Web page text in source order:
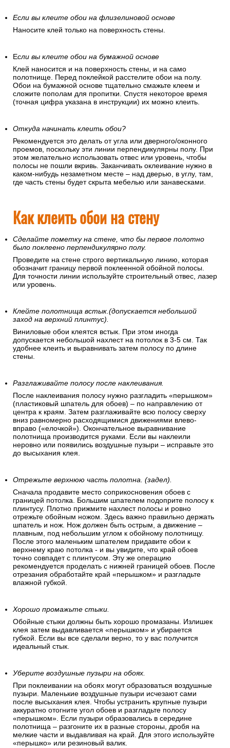
Если вы клеите обои на флизелиновой основе
Наносите клей только на поверхность стены.
Если вы клеите обои на бумажной основе
Клей наносится и на поверхность стены, и на само
полотнище. Перед поклейкой расстелите обои на полу.
Обои на бумажной основе тщательно смажьте клеем и
сложите пополам для пропитки. Спустя некоторое время
(точная цифра указана в инструкции) их можно клеить.
Откуда начинать клеить обои?
Рекомендуется это делать от угла или дверного/оконного
проемов, поскольку эти линии перпендикулярны полу. При
этом желательно использовать отвес или уровень, чтобы
полосы не пошли вкривь. Заканчивать оклеивание нужно в
каком-нибудь незаметном месте – над дверью, в углу, там,
где часть стены будет скрыта мебелью или занавесками.
Как клеить обои на стену
Сделайте пометку на стене, что бы первое полотно
было поклеено перпендикулярно полу.
Проведите на стене строго вертикальную линию, которая
обозначит границу первой поклеенной обойной полосы.
Для точности линии используйте строительный отвес, лазер
или уровень.
Клейте полотнища встык.(допускается небольшой
заход на верхний плинтус).
Виниловые обои клеятся встык. При этом иногда
допускается небольшой нахлест на потолок в 3-5 см. Так
удобнее клеить и выравнивать затем полосу по длине
стены.
Разглаживайте полосу после наклеивания.
После наклеивания полосу нужно разгладить «перышком»
(пластиковый шпатель для обоев) – по направлению от
центра к краям. Затем разглаживайте всю полосу сверху
вниз равномерно расходящимися движениями влево-
вправо («елочкой»). Окончательное выравнивание
полотнища производится руками. Если вы наклеили
неровно или появились воздушные пузыри – исправьте это
до высыхания клея.
Отрежьте верхнюю часть полотна. (задел).
Сначала продавите место соприкосновения обоев с
границей потолка. Большим шпателем подоприте полосу к
плинтусу. Плотно прижмите нахлест полосы и ровно
отрежьте обойным ножом. Здесь важно правильно держать
шпатель и нож. Нож должен быть острым, а движение –
плавным, под небольшим углом к обойному полотнищу.
После этого маленьким шпателем придавите обои к
верхнему краю потолка - и вы увидите, что край обоев
точно совпадет с плинтусом. Эту же операцию
рекомендуется проделать с нижней границей обоев. После
отрезания обработайте край «перышком» и разгладьте
влажной губкой.
Хорошо промажьте стыки.
Обойные стыки должны быть хорошо промазаны. Излишек
клея затем выдавливается «перышком» и убирается
губкой. Если вы все сделали верно, то у вас получится
идеальный стык.
Уберите воздушные пузыри на обоях.
При поклеивании на обоях могут образоваться воздушные
пузыри. Маленькие воздушные пузыри исчезают сами
после высыхания клея. Чтобы устранить крупные пузыри
аккуратно отогните угол обоев и разгладьте полосу
«перышком». Если пузыри образовались в середине
полотнища – разгоните их в разные стороны, дробя на
мелкие части и выдавливая на край. Для этого используйте
«перышко» или резиновый валик.